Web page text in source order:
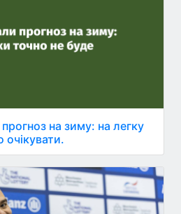
на зиму: на легку
очікувати.